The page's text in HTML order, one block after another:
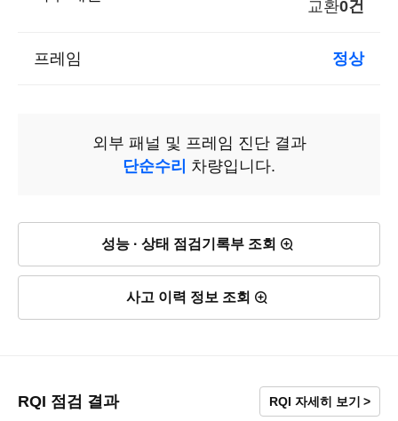
교환0건
프레임 정상
외부 패널 및 프레임 진단 결과
단순수리 차량입니다.
성능 · 상태 점검기록부 조회
사고 이력 정보 조회
RQI 점검 결과 RQI 자세히 보기